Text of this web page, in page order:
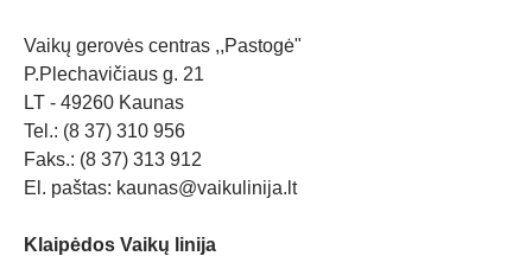
Vaikų gerovės centras ,,Pastogė"
P.Plechavičiaus g. 21
LT - 49260 Kaunas
Tel.: (8 37) 310 956
Faks.: (8 37) 313 912
El. paštas: kaunas@vaikulinija.lt
Klaipėdos Vaikų linija